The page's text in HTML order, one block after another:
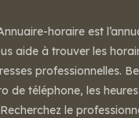
horaire est
aide à trouver les
professionnelles.
de téléphone, les heures
le